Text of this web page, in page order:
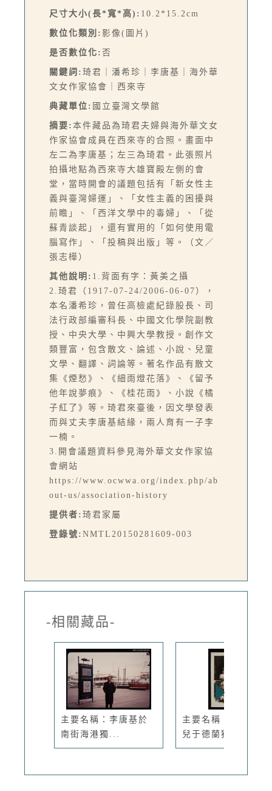
尺寸大小(長*寬*高): 10.2*15.2cm
數位化類別: 影像(圖片)
是否數位化: 否
關鍵詞: 琦君｜潘希珍｜李唐基｜海外華
文女作家協會｜西來寺
典藏單位: 國立臺灣文學館
摘要: 本件藏品為琦君夫婦與海外華文女
作家協會成員在西來寺的合照。畫面中
左二為李唐基；左三為琦君。此張照片
拍攝地點為西來寺大雄寶殿左側的會
堂，當時開會的議題包括有「新女性主
義與臺灣婦運」、「女性主義的困擾與
前瞻」、「西洋文學中的毒婦」、「從
蘇青談起」，還有實用的「如何使用電
腦寫作」、「投稿與出版」等。（文／
張志樺）
其他說明: 1.背面有字：黃美之攝
2.琦君（1917-07-24/2006-06-07），
本名潘希珍，曾任高檢處紀錄股長、司
法行政部編審科長、中國文化學院副教
授、中央大學、中興大學教授。創作文
類豐富，包含散文、論述、小說、兒童
文學、翻譯、詞論等。著名作品有散文
集《煙愁》、《細雨燈花落》、《留予
他年說夢痕》、《桂花雨》、小說《橘
子紅了》等。琦君來臺後，因文學發表
而與丈夫李唐基結緣，兩人育有一子李
一楠。
3.開會議題資料參見海外華文女作家協
會網站
https://www.ocwwa.org/index.php/ab
out-us/association-history
提供者: 琦君家屬
登錄號: NMTL20150281609-003
-相關藏品-
主要名稱：李唐基於
南街海港獨...
主要名稱：張秀亞女
兒于德蘭獨...